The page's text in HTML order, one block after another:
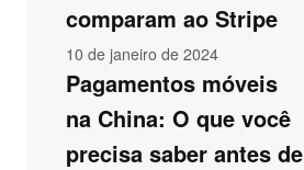
comparam ao Stripe
10 de janeiro de 2024
Pagamentos móveis
na China: O que você
precisa saber antes de